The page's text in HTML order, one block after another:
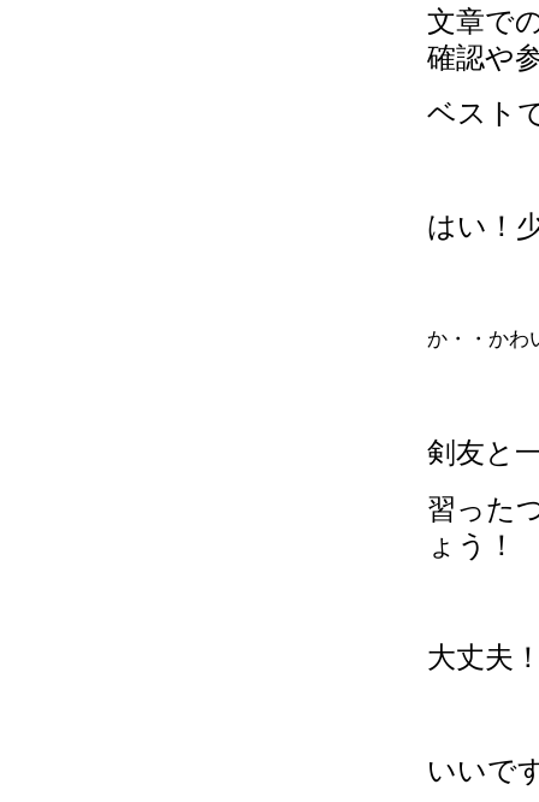
文章で
確認や
ベスト
はい！
か・・かわ
剣友と
習った
ょう！
大丈夫
いいで